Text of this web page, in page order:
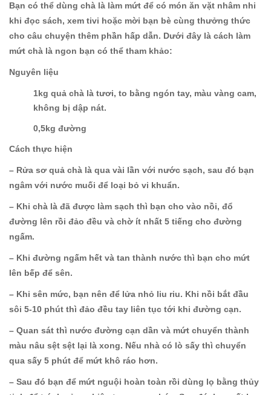
Bạn có thể dùng chà là làm mứt để có món ăn vặt nhâm nhi
khi đọc sách, xem tivi hoặc mời bạn bè cùng thưởng thức
cho câu chuyện thêm phần hấp dẫn. Dưới đây là cách làm
mứt chà là ngon bạn có thể tham khảo:
Nguyên liệu
1kg quả chà là tươi, to bằng ngón tay, màu vàng cam,
không bị dập nát.
0,5kg đường
Cách thực hiện
– Rửa sơ quả chà là qua vài lần với nước sạch, sau đó bạn
ngâm với nước muối để loại bỏ vi khuẩn.
– Khi chà là đã được làm sạch thì bạn cho vào nồi, đổ
đường lên rồi đảo đều và chờ ít nhất 5 tiếng cho đường
ngấm.
– Khi đường ngấm hết và tan thành nước thì bạn cho mứt
lên bếp để sên.
– Khi sên mức, bạn nên để lửa nhỏ liu riu. Khi nồi bắt đầu
sôi 5-10 phút thì đảo đều tay liên tục tới khi đường cạn.
– Quan sát thì nước đường cạn dần và mứt chuyển thành
màu nâu sệt sệt lại là xong. Nếu nhà có lò sấy thì chuyển
qua sấy 5 phút để mứt khô ráo hơn.
– Sau đó bạn để mứt nguội hoàn toàn rồi dùng lọ bằng thủy